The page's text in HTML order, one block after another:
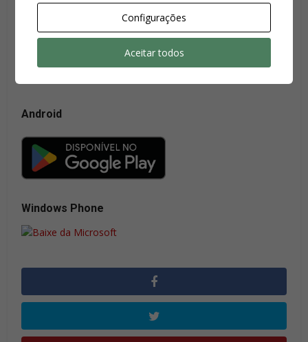
Download
Android
Windows Phone
Configurações
Aceitar todos